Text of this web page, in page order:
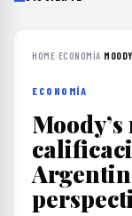
HOME›ECONOMÍA›
ECONOMÍA